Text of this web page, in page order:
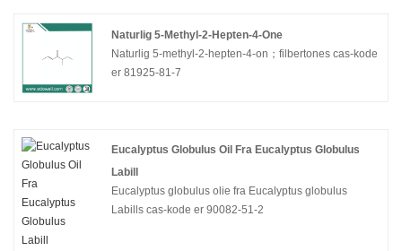
Naturlig 5-Methyl-2-Hepten-4-One
Naturlig 5-methyl-2-hepten-4-on；filbertones cas-kode
er 81925-81-7
Eucalyptus Globulus Oil Fra Eucalyptus Globulus
Labill
Eucalyptus globulus olie fra Eucalyptus globulus
Labills cas-kode er 90082-51-2